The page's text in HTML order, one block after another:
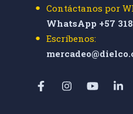
Contáctanos por
WhatsApp +57
Escríbenos: